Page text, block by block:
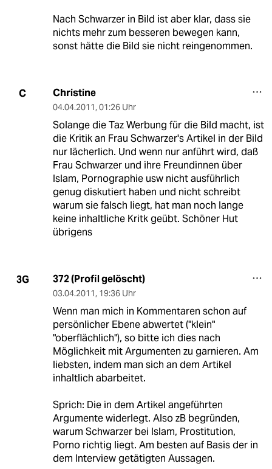
Nach Schwarzer in Bild ist aber klar, dass sie
nichts mehr zum besseren bewegen kann,
sonst hätte die Bild sie nicht reingenommen.
C Christine
04.04.2011, 01:26 Uhr
Solange die Taz Werbung für die Bild macht, ist
die Kritik an Frau Schwarzer's Artikel in der Bild
nur lächerlich. Und wenn nur anführt wird, daß
Frau Schwarzer und ihre Freundinnen über
Islam, Pornographie usw nicht ausführlich
genug diskutiert haben und nicht schreibt
warum sie falsch liegt, hat man noch lange
keine inhaltliche Kritk geübt. Schöner Hut
übrigens
3G 372 (Profil gelöscht)
03.04.2011, 19:36 Uhr
Wenn man mich in Kommentaren schon auf
persönlicher Ebene abwertet ("klein"
"oberflächlich"), so bitte ich dies nach
Möglichkeit mit Argumenten zu garnieren. Am
liebsten, indem man sich an dem Artikel
inhaltlich abarbeitet.
Sprich: Die in dem Artikel angeführten
Argumente widerlegt. Also zB begründen,
warum Schwarzer bei Islam, Prostitution,
Porno richtig liegt. Am besten auf Basis der in
dem Interview getätigten Aussagen.